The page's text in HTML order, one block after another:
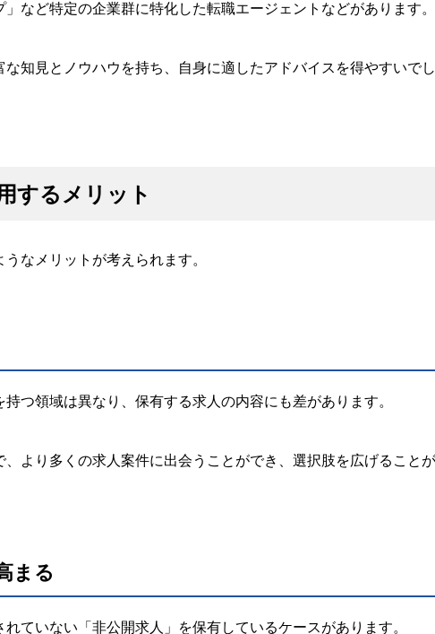
など特定の企業群に特化した転職エージェントなどがあります。
な知見とノウハウを持ち、自身に適したアドバイスを得やすいでし
するメリット
なメリットが考えられます。
つ領域は異なり、保有する求人の内容にも差があります。
より多くの求人案件に出会うことができ、選択肢を広げることが
まる
ていない「非公開求人」を保有しているケースがあります。